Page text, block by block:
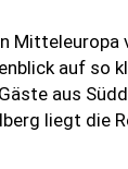
Mitteleuropa
auf so
aus
liegt die